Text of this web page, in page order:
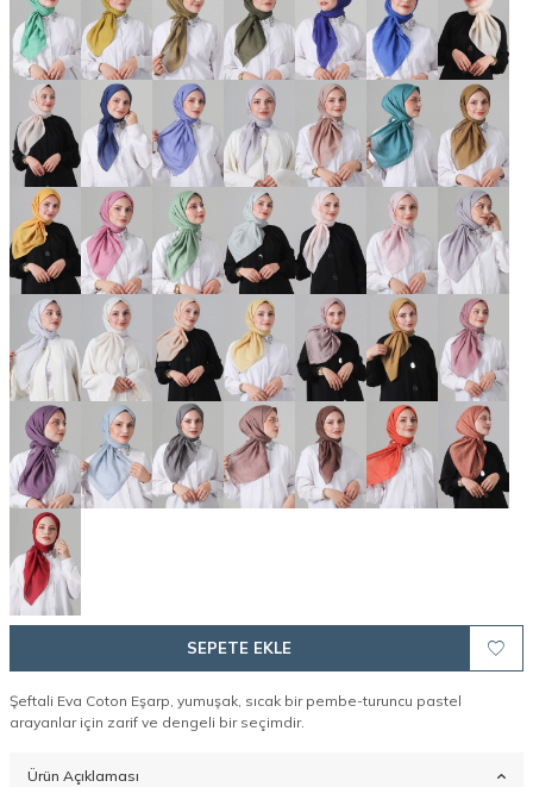
SEPETE EKLE
Şeftali Eva Coton Eşarp, yumuşak, sıcak bir pembe-turuncu pastel
arayanlar için zarif ve dengeli bir seçimdir.
Ürün Açıklaması